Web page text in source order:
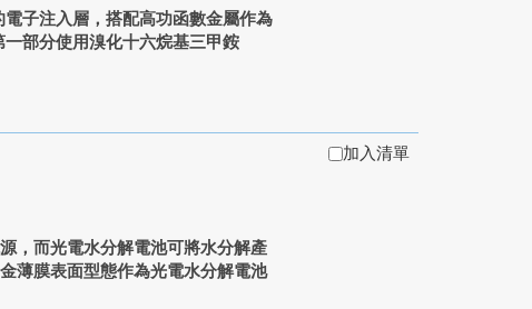
子注入層，搭配高功函數金屬作為
部分使用溴化十六烷基三甲銨
，而光電水分解電池可將水分解產
薄膜表面型態作為光電水分解電池
加入清單